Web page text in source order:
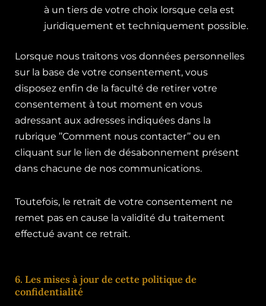
à un tiers de votre choix lorsque cela est
juridiquement et techniquement possible.
Lorsque nous traitons vos données personnelles
sur la base de votre consentement, vous
disposez enfin de la faculté de retirer votre
consentement à tout moment en vous
adressant aux adresses indiquées dans la
rubrique ’’Comment nous contacter’’ ou en
cliquant sur le lien de désabonnement présent
dans chacune de nos communications.
Toutefois, le retrait de votre consentement ne
remet pas en cause la validité du traitement
effectué avant ce retrait.
6. Les mises à jour de cette politique de
confidentialité